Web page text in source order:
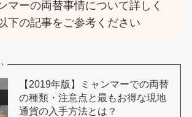
マーの両替事情について詳しく
下の記事をご参考ください
【2019年版】ミャンマーでの両替
の種類・注意点と最もお得な現地
通貨の入手方法とは？